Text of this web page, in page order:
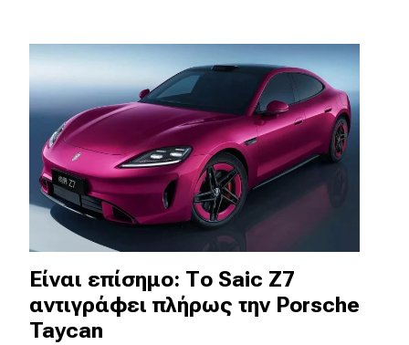
Eco
Νέα
Τεχνολογία
Mobility
Σταθμοί φόρτισης
Classic
Νέα
Είναι επίσημο: Το Saic Z7
αντιγράφει πλήρως την Porsche
Taycan